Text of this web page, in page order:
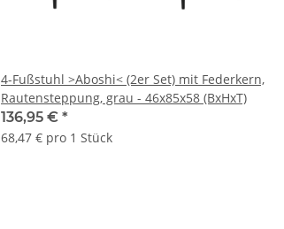
4-Fußstuhl >Aboshi< (2er Set) mit Federkern,
Rautensteppung, grau - 46x85x58 (BxHxT)
136,95 € *
68,47 € pro 1 Stück